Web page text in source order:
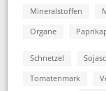
Mineralstoffen
Organe
Schnetzel
Tomatenmark